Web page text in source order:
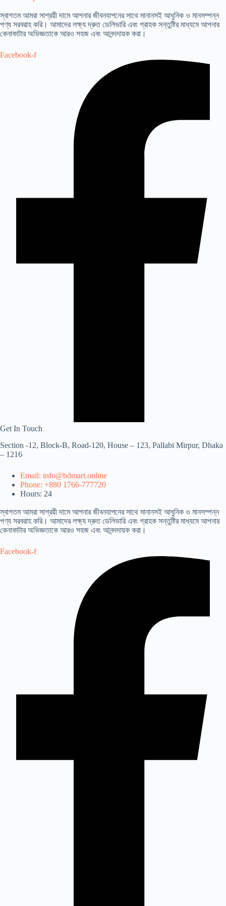
স্বাগতম আমরা সাশ্রয়ী দামে আপনার জীবনযাপনের সাথে মানানসই আধুনিক ও মানসম্পন্ন
পণ্য সরবরাহ করি। আমাদের লক্ষ্য দ্রুত ডেলিভারি এবং গ্রাহক সন্তুষ্টির মাধ্যমে আপনার
কেনাকাটার অভিজ্ঞতাকে আরও সহজ এবং আনন্দদায়ক করা।
Facebook-f
Get In Touch
Section -12, Block-B, Road-120, House – 123, Pallabi Mirpur, Dhaka
– 1216
Email: info@bdmart.online
Phone: +880 1766-777720
Hours: 24
স্বাগতম আমরা সাশ্রয়ী দামে আপনার জীবনযাপনের সাথে মানানসই আধুনিক ও মানসম্পন্ন
পণ্য সরবরাহ করি। আমাদের লক্ষ্য দ্রুত ডেলিভারি এবং গ্রাহক সন্তুষ্টির মাধ্যমে আপনার
কেনাকাটার অভিজ্ঞতাকে আরও সহজ এবং আনন্দদায়ক করা।
Facebook-f